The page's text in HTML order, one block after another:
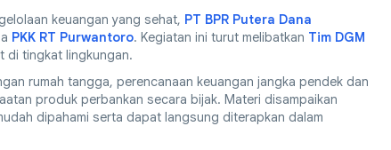
keuangan yang sehat, PT BPR Putera Dana
PKK RT Purwantoro. Kegiatan ini turut melibatkan Tim DGM
di tingkat lingkungan.
rumah tangga, perencanaan keuangan jangka pendek dan
produk perbankan secara bijak. Materi disampaikan
dipahami serta dapat langsung diterapkan dalam